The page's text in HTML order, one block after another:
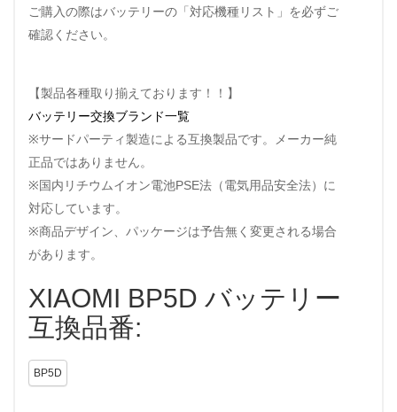
ご購入の際はバッテリーの「対応機種リスト」を必ずご
確認ください。
【製品各種取り揃えております！！】
バッテリー交換ブランド一覧
※サードパーティ製造による互換製品です。メーカー純
正品ではありません。
※国内リチウムイオン電池PSE法（電気用品安全法）に
対応しています。
※商品デザイン、パッケージは予告無く変更される場合
があります。
XIAOMI BP5D バッテリー
互換品番:
BP5D